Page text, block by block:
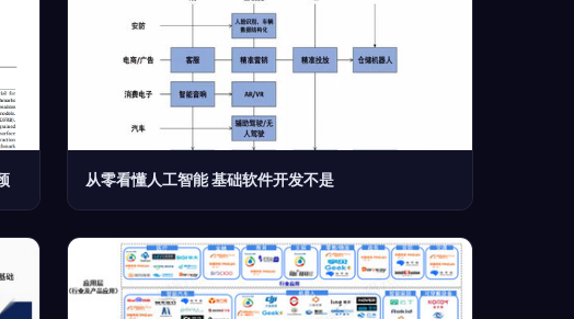
从零看懂人工智能 基础软件开发不是